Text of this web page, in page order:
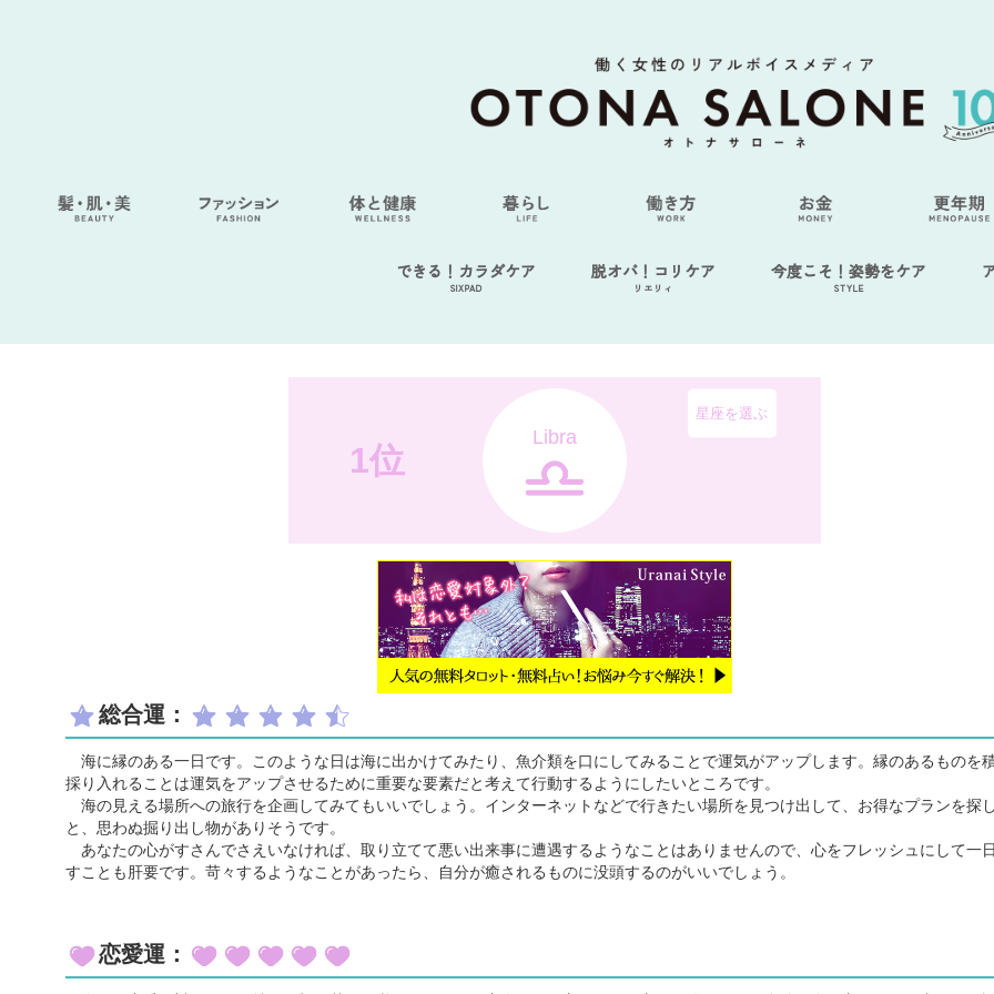
できる！カラダケア
SIXPAD
脱オバ！コリケア
リエリィ
今度こそ！姿勢をケア
STYLE
1位
Libra
星座を選ぶ
総合運：
海に縁のある一日です。このような日は海に出かけてみたり、魚介類を口にしてみることで運気がアップします。縁のあるものを
採り入れることは運気をアップさせるために重要な要素だと考えて行動するようにしたいところです。
海の見える場所への旅行を企画してみてもいいでしょう。インターネットなどで行きたい場所を見つけ出して、お得なプランを探
と、思わぬ掘り出し物がありそうです。
あなたの心がすさんでさえいなければ、取り立てて悪い出来事に遭遇するようなことはありませんので、心をフレッシュにして一
すことも肝要です。苛々するようなことがあったら、自分が癒されるものに没頭するのがいいでしょう。
恋愛運：